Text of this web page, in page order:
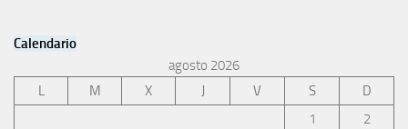
Calendario
agosto 2026
L
M X J V S
D
1
2